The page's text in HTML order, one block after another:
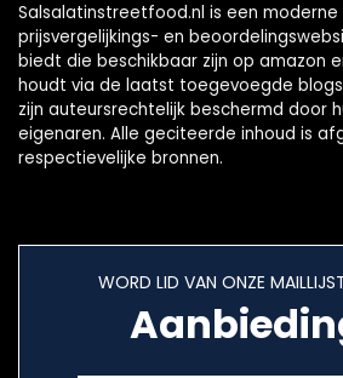
Salsalatinstreetfood.nl is een
prijsvergelijkings- en
biedt die beschikbaar zijn op amazon
houdt via de laatst toegevoegde
zijn auteursrechtelijk beschermd door
eigenaren. Alle geciteerde inhoud is
respectievelijke bronnen.
WORD LID VAN ONZE